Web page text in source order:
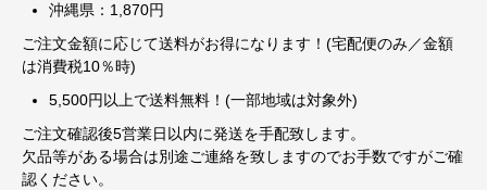
沖縄県：1,870円
ご注文金額に応じて送料がお得になります！(宅配便のみ／金額
は消費税10％時)
5,500円以上で送料無料！(一部地域は対象外)
ご注文確認後5営業日以内に発送を手配致します。
欠品等がある場合は別途ご連絡を致しますのでお手数ですがご確
認ください。